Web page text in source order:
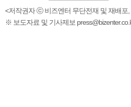
<저작권자 ⓒ 비즈엔터 무단전재 및 재배포,
※ 보도자료 및 기사제보